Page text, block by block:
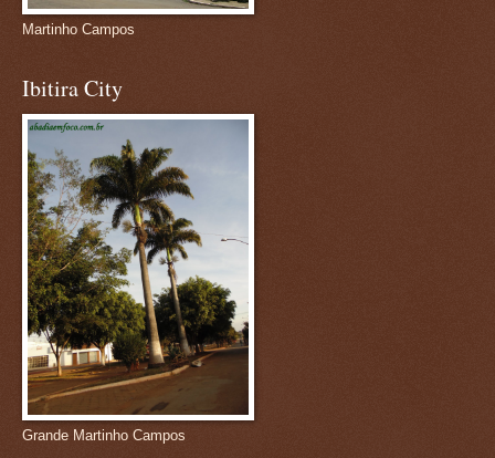
Martinho Campos
Ibitira City
Grande Martinho Campos